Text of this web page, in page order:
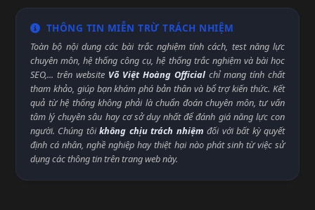
THÔNG TIN MIỄN TRỪ TRÁCH NHIỆM
Toàn bộ nội dung các bài trắc nghiệm tính cách, test năng lực
chuyên môn, hệ thống công cụ, hệ thống trắc nghiệm và bài học
SEO,... trên website Võ Việt Hoàng Official chỉ mang tính chất
tham khảo, giúp bạn khám phá bản thân và bổ trợ kiến thức. Kết
quả từ hệ thống không phải là chuẩn đoán chuyên môn, tư vấn
tâm lý chuyên sâu hay cơ sở duy nhất để đánh giá năng lực con
người. Chúng tôikhông chịu trách nhiệm đối với bất kỳ quyết
định cá nhân, nghề nghiệp hay thiệt hại nào phát sinh từ việc sử
dụng các thông tin trên trang web này.